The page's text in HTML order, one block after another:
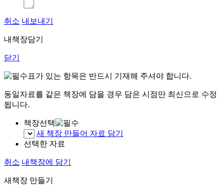
취소 내보내기
내책장담기
닫기
표가 있는 항목은 반드시 기재해 주셔야 합니다.
동일자료를 같은 책장에 담을 경우 담은 시점만 최신으로 수정
됩니다.
책장선택
새 책장 만들어 자료 담기
선택한 자료
취소 내책장에 담기
새책장 만들기